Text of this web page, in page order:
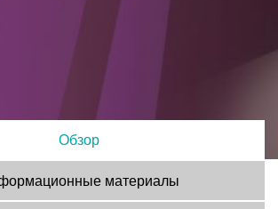
Обзор
материалы